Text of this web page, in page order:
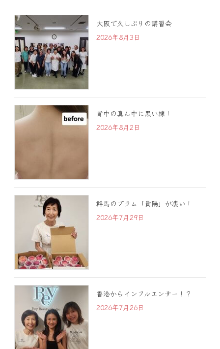
大阪で久しぶりの講習会
2026年8月3日
背中の真ん中に黒い線！
2026年8月2日
群馬のプラム「貴陽」が凄い！
2026年7月29日
香港からインフルエンサー！？
2026年7月26日